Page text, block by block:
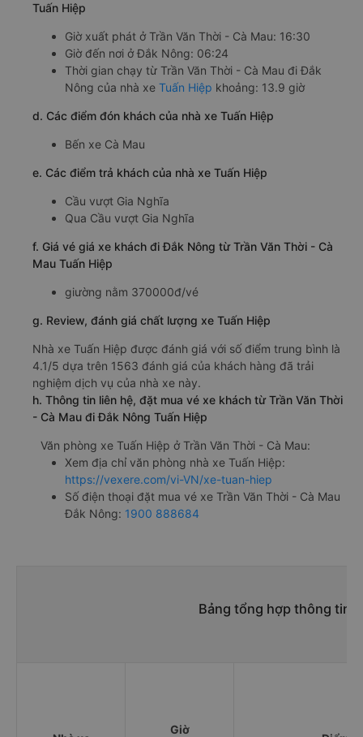
Tuấn Hiệp
Giờ xuất phát ở Trần Văn Thời - Cà Mau: 16:30
Giờ đến nơi ở Đắk Nông: 06:24
Thời gian chạy từ Trần Văn Thời - Cà Mau đi Đắk
Nông của nhà xe Tuấn Hiệp khoảng: 13.9 giờ
d. Các điểm đón khách của nhà xe Tuấn Hiệp
Bến xe Cà Mau
e. Các điểm trả khách của nhà xe Tuấn Hiệp
Cầu vượt Gia Nghĩa
Qua Cầu vượt Gia Nghĩa
f. Giá vé giá xe khách đi Đắk Nông từ Trần Văn Thời - Cà
Mau Tuấn Hiệp
giường nằm 370000đ/vé
g. Review, đánh giá chất lượng xe Tuấn Hiệp
Nhà xe Tuấn Hiệp được đánh giá với số điểm trung bình là
4.1/5 dựa trên 1563 đánh giá của khách hàng đã trải
nghiệm dịch vụ của nhà xe này.
h. Thông tin liên hệ, đặt mua vé xe khách từ Trần Văn Thời
- Cà Mau đi Đắk Nông Tuấn Hiệp
Văn phòng xe Tuấn Hiệp ở Trần Văn Thời - Cà Mau:
Xem địa chỉ văn phòng nhà xe Tuấn Hiệp:
https://vexere.com/vi-VN/xe-tuan-hiep
Số điện thoại đặt mua vé xe Trần Văn Thời - Cà Mau
Đắk Nông: 1900 888684
Bảng tổng hợp thông tin
Giờ